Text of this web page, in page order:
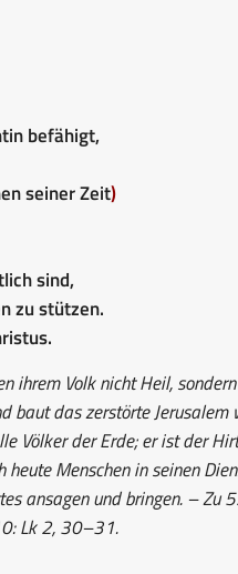
befähigt,
seiner Zeit)
sind,
zu stützen.
ihrem Volk nicht Heil,
baut das zerstörte
Völker der Erde; er ist der
Menschen in seinen
ansagen und bringen. –
Lk 2, 30–31.